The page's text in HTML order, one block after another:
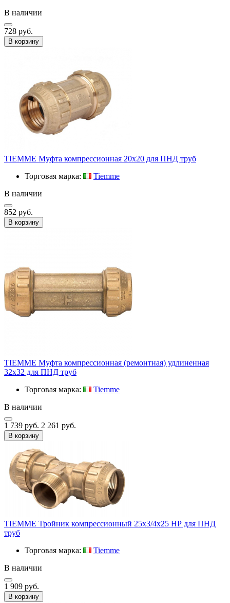
В наличии
728 руб.
В корзину
TIEMME Муфта компрессионная 20х20 для ПНД труб
Торговая марка:
Tiemme
В наличии
852 руб.
В корзину
TIEMME Муфта компрессионная (ремонтная) удлиненная
32х32 для ПНД труб
Торговая марка:
Tiemme
В наличии
1 739 руб. 2 261 руб.
В корзину
TIEMME Тройник компрессионный 25х3/4х25 НР для ПНД
труб
Торговая марка:
Tiemme
В наличии
1 909 руб.
В корзину